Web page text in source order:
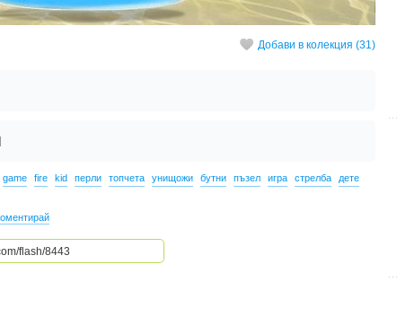
Добави в колекция (31)
game fire kid перли топчета унищожи бутни пъзел игра стрелба
дете